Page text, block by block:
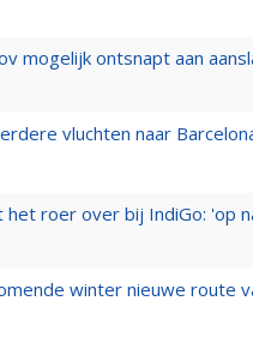
mogelijk ontsnapt aan
vluchten naar
het roer over bij IndiGo: 'op
winter nieuwe route